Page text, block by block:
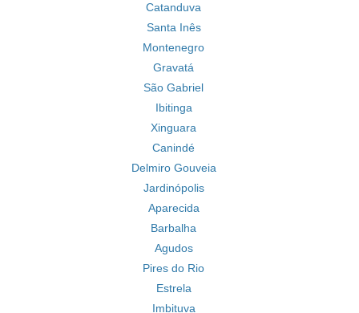
Catanduva
Santa Inês
Montenegro
Gravatá
São Gabriel
Ibitinga
Xinguara
Canindé
Delmiro Gouveia
Jardinópolis
Aparecida
Barbalha
Agudos
Pires do Rio
Estrela
Imbituva